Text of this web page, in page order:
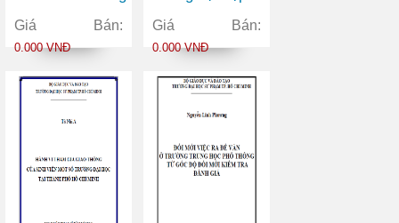
tự kỷ tại thành
phố Hồ Chí Minh
Giá Bán:
0.000 VNĐ
của sinh viên
năm thứ nhất
An ninh nhân dân
Giá Bán:
0.000 VNĐ